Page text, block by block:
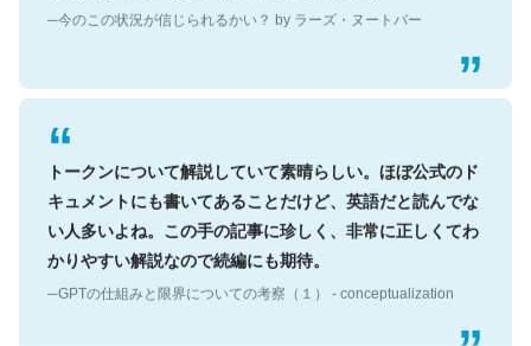
─今のこの状況が信じられるかい？ by ラーズ・ヌートバー
トークンについて解説していて素晴らしい。ほぼ公式のド
キュメントにも書いてあることだけど、英語だと読んでな
い人多いよね。この手の記事に珍しく、非常に正しくてわ
かりやすい解説なので続編にも期待。
─GPTの仕組みと限界についての考察（１） - conceptualization